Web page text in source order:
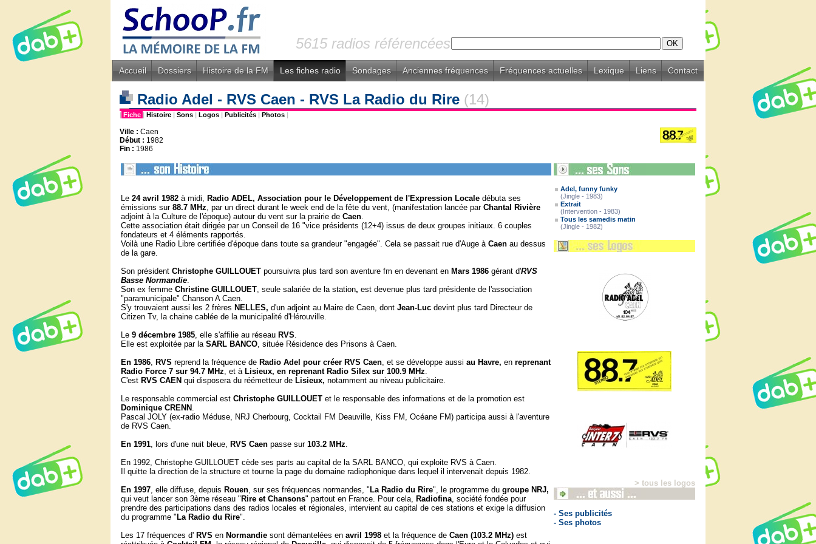
5615 radios référencées
Accueil Dossiers Histoire de la FM Les fiches radio Sondages Anciennes fréquences Fréquences actuelles Lexique Liens Contact
Radio Adel - RVS Caen - RVS La Radio du Rire (14)
| Fiche | Histoire | Sons | Logos | Publicités | Photos |
Ville : Caen
Début : 1982
Fin : 1986
Le 24 avril 1982 à midi, Radio ADEL, Association pour le Développement de l'Expression Locale débuta ses
émissions sur 88.7 MHz, par un direct durant le week end de la fête du vent, (manifestation lancée par Chantal Rivière
adjoint à la Culture de l'époque) autour du vent sur la prairie de Caen.
Cette association était dirigée par un Conseil de 16 "vice présidents (12+4) issus de deux groupes initiaux. 6 couples
fondateurs et 4 éléments rapportés.
Voilà une Radio Libre certifiée d'époque dans toute sa grandeur "engagée". Cela se passait rue d'Auge à Caen au dessus
de la gare.
Son président Christophe GUILLOUET poursuivra plus tard son aventure fm en devenant en Mars 1986 gérant d'RVS
Basse Normandie.
Son ex femme Christine GUILLOUET, seule salariée de la station, est devenue plus tard présidente de l'association
"paramunicipale" Chanson A Caen.
S'y trouvaient aussi les 2 frères NELLES, d'un adjoint au Maire de Caen, dont Jean-Luc devint plus tard Directeur de
Citizen Tv, la chaine cablée de la municipalité d'Hérouville.
Le 9 décembre 1985, elle s'affilie au réseau RVS.
Elle est exploitée par la SARL BANCO, située Résidence des Prisons à Caen.
En 1986, RVS reprend la fréquence de Radio Adel pour créer RVS Caen, et se développe aussi au Havre, en reprenant
Radio Force 7 sur 94.7 MHz, et à Lisieux, en reprenant Radio Silex sur 100.9 MHz.
C'est RVS CAEN qui disposera du réémetteur de Lisieux, notamment au niveau publicitaire.
Le responsable commercial est Christophe GUILLOUET et le responsable des informations et de la promotion est
Dominique CRENN .
Pascal JOLY (ex-radio Méduse, NRJ Cherbourg, Cocktail FM Deauville, Kiss FM, Océane FM) participa aussi à l'aventure
de RVS Caen.
En 1991, lors d'une nuit bleue, RVS Caen passe sur 103.2 MHz.
En 1992, Christophe GUILLOUET cède ses parts au capital de la SARL BANCO, qui exploite RVS à Caen.
Il quitte la direction de la structure et tourne la page du domaine radiophonique dans lequel il intervenait depuis 1982.
En 1997, elle diffuse, depuis Rouen, sur ses fréquences normandes, " La Radio du Rire", le programme du groupe NRJ,
qui veut lancer son 3ème réseau " Rire et Chansons" partout en France. Pour cela, Radiofina, société fondée pour
prendre des participations dans des radios locales et régionales, intervient au capital de ces stations et exige la diffusion
du programme " La Radio du Rire".
Les 17 fréquences d' RVS en Normandie sont démantelées en avril 1998 et la fréquence de Caen (103.2 MHz) est
Adel, funny funky
(Jingle - 1983)
Extrait
(Intervention - 1983)
Tous les samedis matin
(Jingle - 1982)
> tous les logos
- Ses publicités
- Ses photos